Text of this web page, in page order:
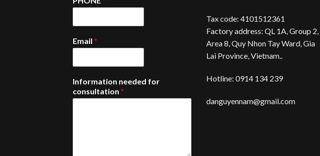
Email *
Information needed for
consultation *
Tax code: 4101512361
Factory address: QL 1A, Group 2,
Area 8, Quy Nhon Tay Ward, Gia
Lai Province, Vietnam..
Hotline: 0914 134 239
danguyennam@gmail.com